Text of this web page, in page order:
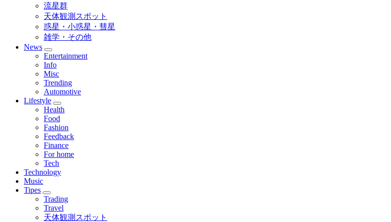
流星群
天体観測スポット
惑星・小惑星・彗星
雑学・その他
News
Entertainment
Info
Misc
Trending
Automotive
Lifestyle
Health
Food
Fashion
Feedback
Finance
For home
Tech
Technology
Music
Tipes
Trading
Travel
天体観測スポット